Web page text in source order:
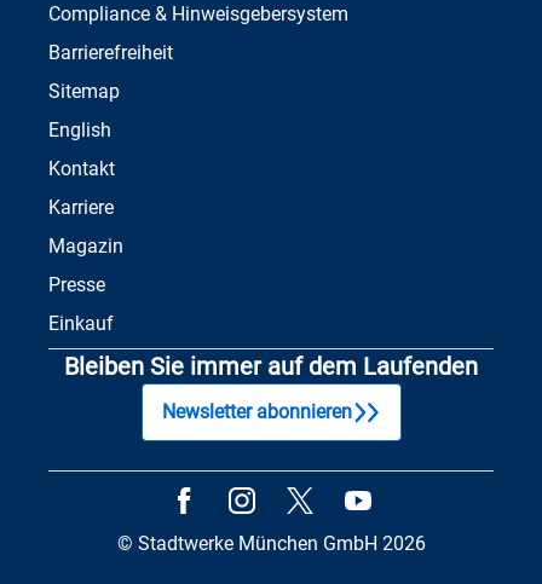
Compliance & Hinweisgebersystem
Barrierefreiheit
Sitemap
English
Kontakt
Karriere
Magazin
Presse
Einkauf